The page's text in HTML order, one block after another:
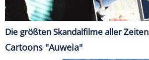
Die größten Skandalfilme aller Zeiten
Cartoons "Auweia"